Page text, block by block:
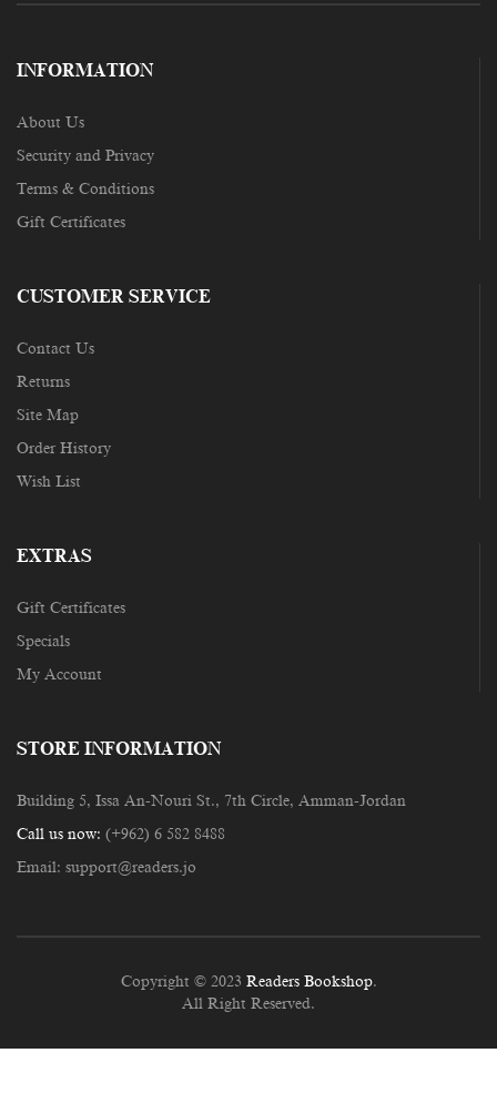
INFORMATION
About Us
Security and Privacy
Terms & Conditions
Gift Certificates
CUSTOMER SERVICE
Contact Us
Returns
Site Map
Order History
Wish List
EXTRAS
Gift Certificates
Specials
My Account
STORE INFORMATION
Building 5, Issa An-Nouri St., 7th Circle, Amman-Jordan
Call us now: (+962) 6 582 8488
Email: support@readers.jo
Copyright © 2023 Readers Bookshop.
All Right Reserved.